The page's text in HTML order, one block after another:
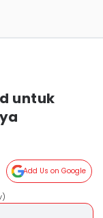
untuk
Add Us on Google